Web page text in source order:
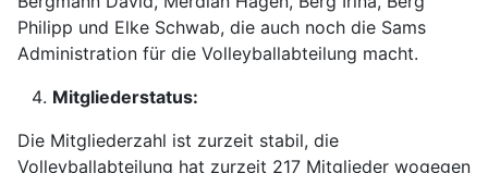
Philipp und Elke Schwab, die auch noch die Sams
Administration für die Volleyballabteilung macht.
Mitgliederstatus:
Die Mitgliederzahl ist zurzeit stabil, die
Volleyballabteilung hat zurzeit 217 Mitglieder wogegen